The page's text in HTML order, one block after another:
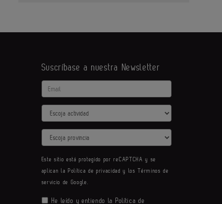
Suscríbase a nuestra Newsletter
Email
Actividad
Provincia
Este sitio está protegido por reCAPTCHA y se
aplican la Política de privacidad y losTérminos de
servicio de Google.
He leído y entiendo la Política de